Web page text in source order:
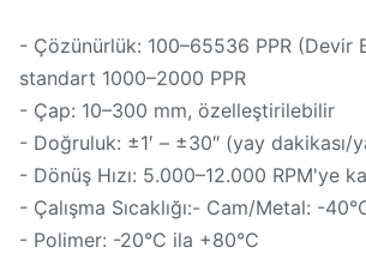
- Çözünürlük: 100–65536 PPR (Devir
standart 1000–2000 PPR
- Çap: 10–300 mm, özelleştirilebilir
- Doğruluk: ±1′ – ±30″ (yay dakikası/
- Dönüş Hızı: 5.000–12.000 RPM'ye
- Çalışma Sıcaklığı:- Cam/Metal: -
- Polimer: -20°C ila +80°C